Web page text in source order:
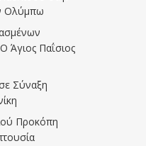
Ολύμπω
Παΐσιος
Σύναξη
Προκόπη